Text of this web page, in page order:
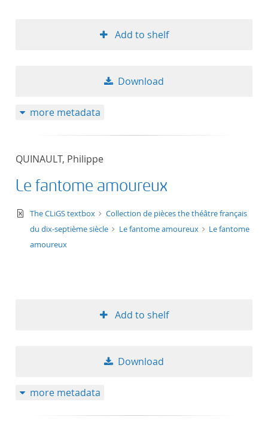
Add to shelf
Download
more metadata
QUINAULT, Philippe
Le fantome amoureux
text/xml
The CLiGS textbox
Collection de pièces the théâtre français
du dix-septième siècle
Le fantome amoureux
Le fantome
amoureux
Add to shelf
Download
more metadata